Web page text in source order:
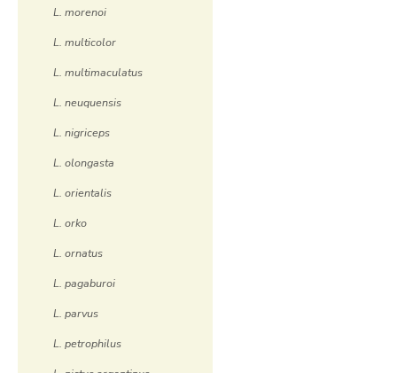
L. morenoi
L. multicolor
L. multimaculatus
L. neuquensis
L. nigriceps
L. olongasta
L. orientalis
L. orko
L. ornatus
L. pagaburoi
L. parvus
L. petrophilus